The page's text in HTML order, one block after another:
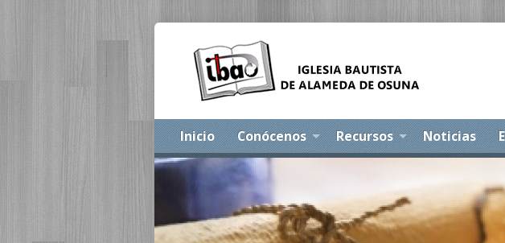
Inicio Conócenos Recursos Noticias